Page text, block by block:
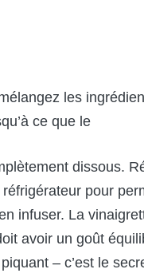
les
ce que le
dissous.
pour
infuser. La
avoir un goût
– c’est le